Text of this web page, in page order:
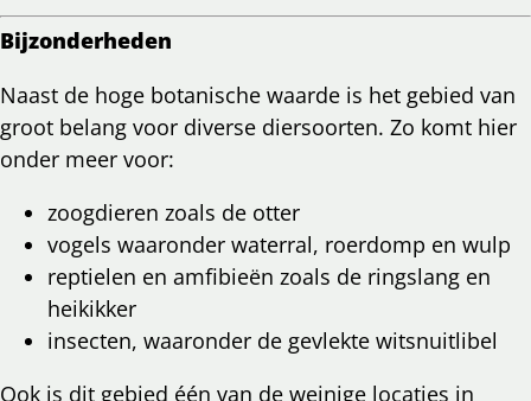
Bijzonderheden
Naast de hoge botanische waarde is het gebied van
groot belang voor diverse diersoorten. Zo komt hier
onder meer voor:
zoogdieren zoals de otter
vogels waaronder waterral, roerdomp en wulp
reptielen en amfibieën zoals de ringslang en
heikikker
insecten, waaronder de gevlekte witsnuitlibel
Ook is dit gebied één van de weinige locaties in